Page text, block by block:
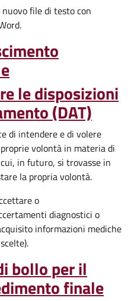
file di testo con
le disposizioni
(DAT)
di intendere e di volere
volontà in materia di
in futuro, si trovasse in
la propria volontà.
o
diagnostici o
informazioni mediche
bollo per il
finale